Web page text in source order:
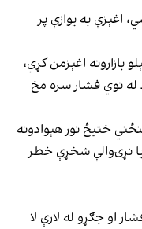
اغېزې به یوازې پر
بازارونه اغېزمن کړي،
له نوي فشار سره مخ
ختیځ نور هېوادونه
نړۍوالې شخړې خطر
او جګړو له لارې لا